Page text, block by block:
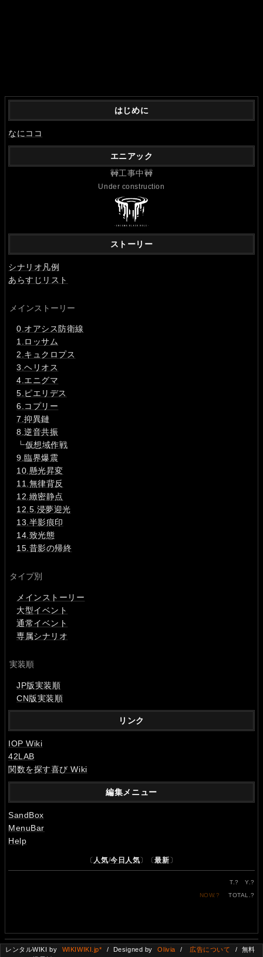
はじめに
なにココ
エニアック
🚧工事中🚧
Under construction
ストーリー
シナリオ凡例
あらすじリスト
メインストーリー
0.オアシス防衛線
1.ロッサム
2.キュクロプス
3.ヘリオス
4.エニグマ
5.ピエリデス
6.コプリー
7.抑異鏈
8.逆音共振
┗仮想域作戦
9.臨界爆震
10.懸光昇変
11.無律背反
12.緻密静点
12.5.浸夢迎光
13.半影痕印
14.致光態
15.昔影の帰終
タイプ別
メインストーリー
大型イベント
通常イベント
専属シナリオ
実装順
JP版実装順
CN版実装順
リンク
IOP Wiki
42LAB
関数を探す喜び Wiki
編集メニュー
SandBox
MenuBar
Help
〔 人気/今日人気〕〔最新〕
T.? Y.?
NOW.? TOTAL.?
レンタルWIKI by WIKIWIKI.jp* / Designed by Olivia / 広告について
/ 無料